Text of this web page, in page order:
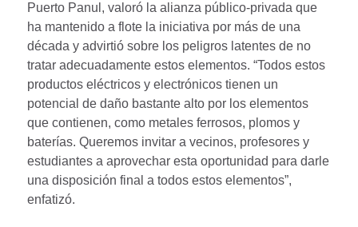
Puerto Panul, valoró la alianza público-privada que
ha mantenido a flote la iniciativa por más de una
década y advirtió sobre los peligros latentes de no
tratar adecuadamente estos elementos. “Todos estos
productos eléctricos y electrónicos tienen un
potencial de daño bastante alto por los elementos
que contienen, como metales ferrosos, plomos y
baterías. Queremos invitar a vecinos, profesores y
estudiantes a aprovechar esta oportunidad para darle
una disposición final a todos estos elementos”,
enfatizó.